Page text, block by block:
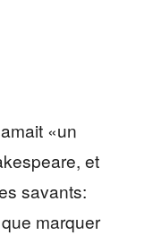
«un
et
savants:
marquer